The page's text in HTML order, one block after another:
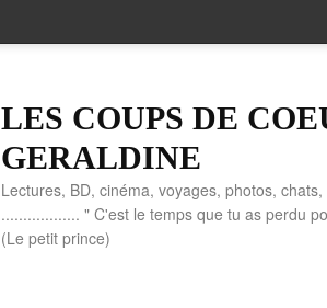
LES COUPS DE
GERALDINE
Lectures, BD, cinéma, voyages, photos,
.................. " C'est le temps que tu as perdu
(Le petit prince)